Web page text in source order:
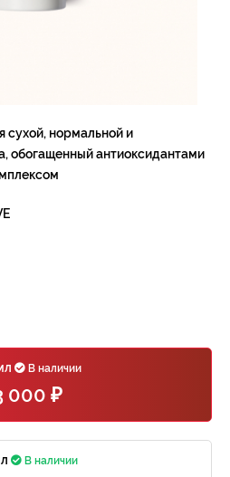
сухой, нормальной и
обогащенный антиоксидантами
В наличии
000 ₽
В наличии